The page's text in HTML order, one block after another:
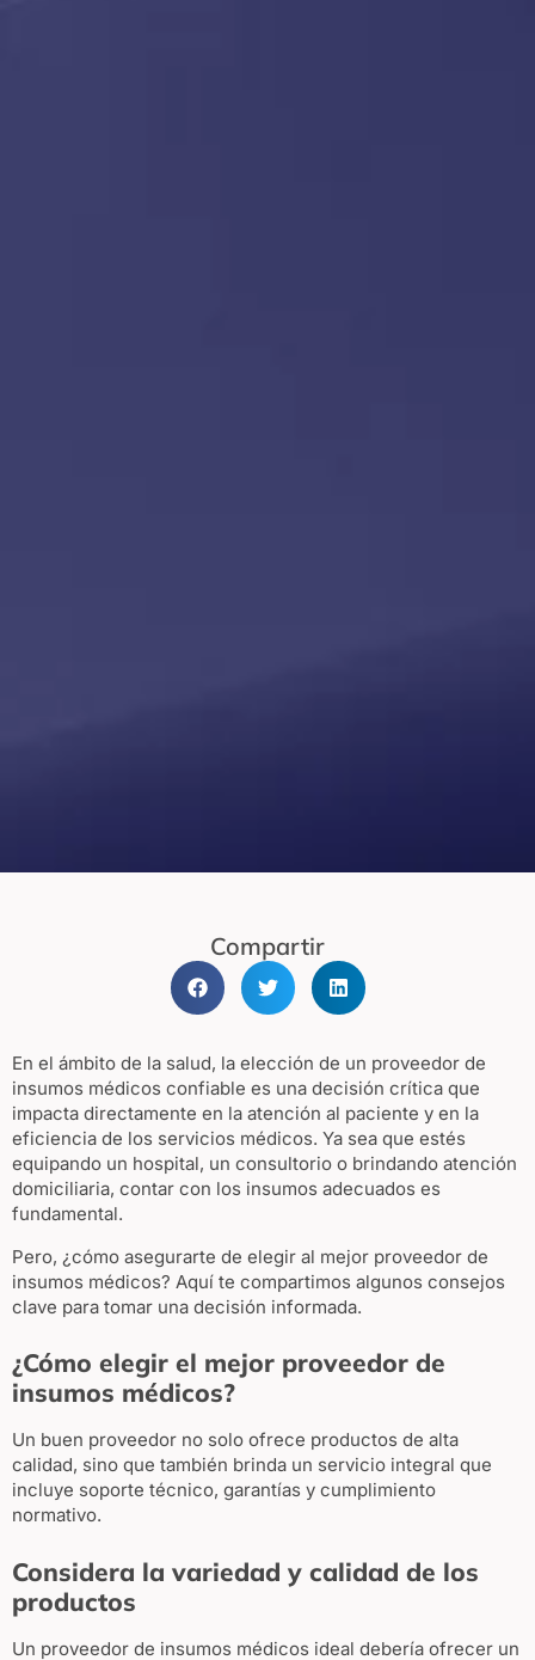
Compartir
En el ámbito de la salud, la elección de un proveedor de
insumos médicos confiable es una decisión crítica que
impacta directamente en la atención al paciente y en la
eficiencia de los servicios médicos. Ya sea que estés
equipando un hospital, un consultorio o brindando atención
domiciliaria, contar con los insumos adecuados es
fundamental.
Pero, ¿cómo asegurarte de elegir al mejor proveedor de
insumos médicos? Aquí te compartimos algunos consejos
clave para tomar una decisión informada.
¿Cómo elegir el mejor proveedor de
insumos médicos?
Un buen proveedor no solo ofrece productos de alta
calidad, sino que también brinda un servicio integral que
incluye soporte técnico, garantías y cumplimiento
normativo.
Considera la variedad y calidad de los
productos
Un proveedor de insumos médicos ideal debería ofrecer un